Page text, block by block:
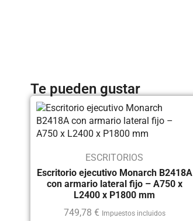
Te pueden gustar
ESCRITORIOS
Escritorio ejecutivo Monarch B2418A
con armario lateral fijo – A750 x
L2400 x P1800 mm
749,78 € Impuestos incluidos